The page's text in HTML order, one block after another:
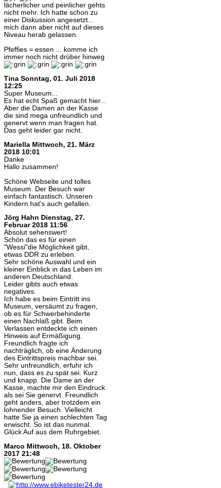
lächerlicher und peinlicher gehts
nicht mehr. Ich hatte schon zu
einer Diskussion angesetzt...
mich dann aber nicht auf dieses
Niveau herab gelassen.
Pfeffies = essen ... komme ich
immer noch nicht drüber hinweg
Tina Sonntag, 01. Juli 2018
12:25
Super Museum...
Es hat echt Spaß gemacht hier...
Aber die Damen an der Kasse
die sind mega unfreundlich und
genervt wenn man fragen hat.
Das geht leider gar nicht.
Mariella Mittwoch, 21. März
2018 10:01
Danke
Hallo zusammen!
Schöne Webseite und tolles
Museum. Der Besuch war
einfach fantastisch. Unseren
Kindern hat's auch gefallen.
Jörg Hahn Dienstag, 27.
Februar 2018 11:56
Absolut sehenswert!
Schön das es für einen
"Wessi"die Möglichkeit gibt,
etwas DDR zu erleben.
Sehr schöne Auswahl und ein
kleiner Einblick in das Leben im
anderen Deutschland.
Leider gibts auch etwas
negatives.
Ich habe es beim Eintritt ins
Museum, versäumt zu fragen,
ob es für Schwerbehinderte
einen Nachlaß gibt. Beim
Verlassen entdeckte ich einen
Hinweis auf Ermäßigung.
Freundlich fragte ich
nachträglich, ob eine Änderung
des Eintrittspreis machbar sei.
Sehr unfreundlich, erfuhr ich
nun, dass es zu spät sei. Kurz
und knapp. Die Dame an der
Kasse, machte mir den Eindruck
als sei Sie genervt. Freundlich
geht anders, aber trotzdem ein
lohnender Besuch. Vielleicht
hatte Sie ja einen schlechten Tag
erwischt. So ist das nunmal.
Glück Auf aus dem Ruhrgebiet.
Marco Mittwoch, 18. Oktober
2017 21:48